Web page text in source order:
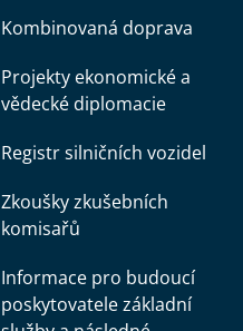
Kombinovaná doprava
Projekty ekonomické a
vědecké diplomacie
Registr silničních vozidel
Zkoušky zkušebních
komisařů
Informace pro budoucí
poskytovatele základní